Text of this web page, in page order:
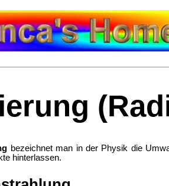
bezeichnet man in der Physik die
hinterlassen.